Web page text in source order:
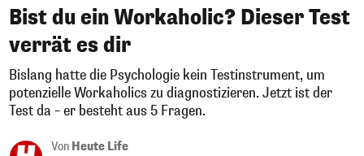
Bist du ein Workaholic? Dieser Test
verrät es dir
Bislang hatte die Psychologie kein Testinstrument, um
potenzielle Workaholics zu diagnostizieren. Jetzt ist der
Test da – er besteht aus 5 Fragen.
Von Heute Life